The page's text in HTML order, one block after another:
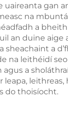
gan
na
a
an duine
a
na leithéidí
a
leithreas,
do thoisíocht.